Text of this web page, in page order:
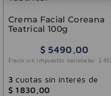
Crema Facial Coreana
Teatrical 100g
$ 5490 ,00
Precio sin impuestos nacionales: $
3 cuotas sin interés de
$ 1830,00